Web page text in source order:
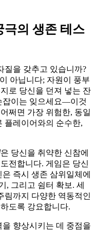
극의 생존 테스
질을 갖추고 있습니까?
아닙니다; 자원이 풍부
로 당신을 던져 넣는 잔
잡이는 잊으세요—이것
쩌면 가장 위험한, 동일
플레이어와의 순수한,
은 당신을 취약한 신참에
전합니다. 게임은 당신
즉시 생존 삼위일체에
, 그리고 쉼터 확보. 세
림까지 다양한 역동적인
도록 강요합니다.
향상시키는 데 중점을